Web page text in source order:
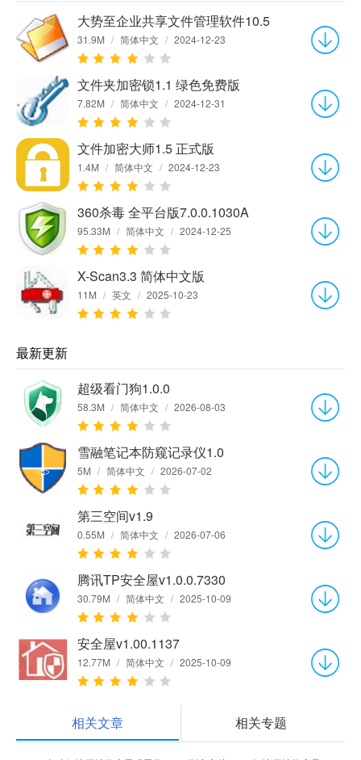
大势至企业共享文件管理软件10.5
31.9M / 简体中文 / 2024-12-23
文件夹加密锁1.1 绿色免费版
7.82M / 简体中文 / 2024-12-31
文件加密大师1.5 正式版
1.4M / 简体中文 / 2024-12-23
360杀毒 全平台版7.0.0.1030A
95.33M / 简体中文 / 2024-12-25
X-Scan3.3 简体中文版
11M / 英文 / 2025-10-23
最新更新
超级看门狗1.0.0
58.3M / 简体中文 / 2026-08-03
雪融笔记本防窥记录仪1.0
5M / 简体中文 / 2026-07-02
第三空间v1.9
0.55M / 简体中文 / 2026-07-06
腾讯TP安全屋v1.0.0.7330
30.79M / 简体中文 / 2025-10-09
安全屋v1.00.1137
12.77M / 简体中文 / 2025-10-09
相关文章 相关专题